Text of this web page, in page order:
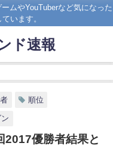
ムやYouTuberなど気になった
います。
ド速報
順位
2017優勝者結果と